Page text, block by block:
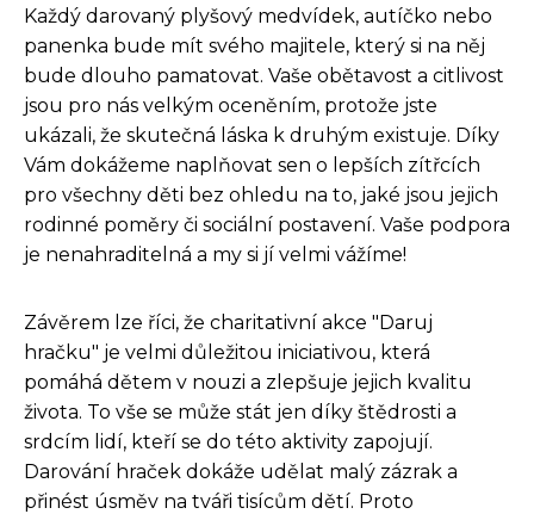
Každý darovaný plyšový medvídek, autíčko nebo
panenka bude mít svého majitele, který si na něj
bude dlouho pamatovat. Vaše obětavost a citlivost
jsou pro nás velkým oceněním, protože jste
ukázali, že skutečná láska k druhým existuje. Díky
Vám dokážeme naplňovat sen o lepších zítřcích
pro všechny děti bez ohledu na to, jaké jsou jejich
rodinné poměry či sociální postavení. Vaše podpora
je nenahraditelná a my si jí velmi vážíme!
Závěrem lze říci, že charitativní akce "Daruj
hračku" je velmi důležitou iniciativou, která
pomáhá dětem v nouzi a zlepšuje jejich kvalitu
života. To vše se může stát jen díky štědrosti a
srdcím lidí, kteří se do této aktivity zapojují.
Darování hraček dokáže udělat malý zázrak a
přinést úsměv na tváři tisícům dětí. Proto